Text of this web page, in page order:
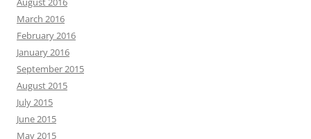
March 2016
February 2016
January 2016
September 2015
August 2015
July 2015
June 2015
May 2015